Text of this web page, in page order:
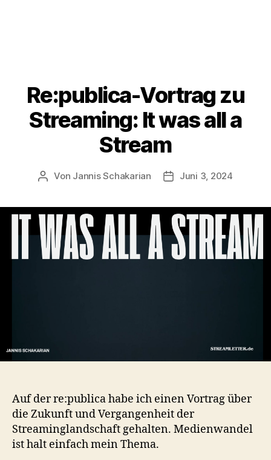
Re:publica-Vortrag zu
Streaming: It was all a
Stream
Beitragsautor
Von Jannis Schakarian Juni 3, 2024
Auf der re:publica habe ich einen Vortrag über
die Zukunft und Vergangenheit der
Streaminglandschaft gehalten. Medienwandel
ist halt einfach mein Thema.